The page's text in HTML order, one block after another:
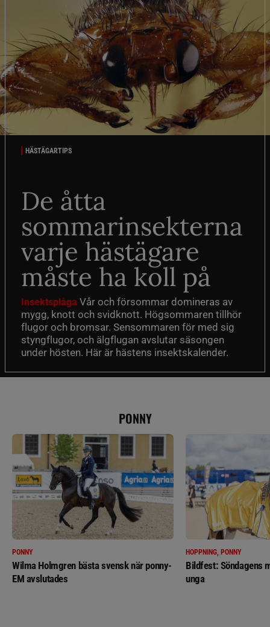
HÄSTÄGARTIPS
De åtta
sommarinsekterna
varje hästägare
måste ha koll på
Insektsplåga Vår och försommar domineras av
mygg, knott och svidknott. Högsommaren tillhör
flugor och bromsar. Sensommaren för med sig
styngflugor, och älgflugan avslutar säsongen
under hösten. Här är hästens insektskalender.
PONNY
PONNY
Wilma Holmgren bästa svensk när ponny-
EM avslutades
HOPPNING, PONNY
Bildfest: Söndagens
unga